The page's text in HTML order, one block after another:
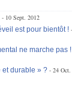
10 Sept. 2012
est pour bientôt !
ne marche pas !
et durable » ?
24 Oct.